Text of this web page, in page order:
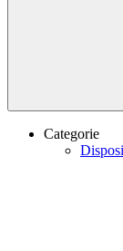
Categorie